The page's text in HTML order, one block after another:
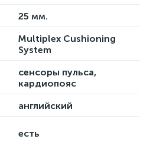
25 мм.
Multiplex Cushioning
System
сенсоры пульса,
кардиопояс
английский
есть